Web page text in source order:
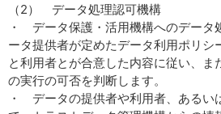
（2） データ処理認可機構
・ データ保護・活用機構へのデータ
ータ提供者が定めたデータ利用ポリ
と利用者とが合意した内容に従い、ま
の実行の可否を判断します。
・ データの提供者や利用者、あるい